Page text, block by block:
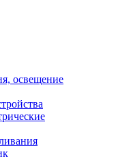
освещение